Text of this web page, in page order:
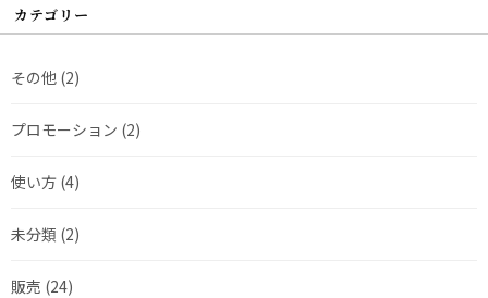
カテゴリー
その他 (2)
プロモーション (2)
使い方 (4)
未分類 (2)
販売 (24)